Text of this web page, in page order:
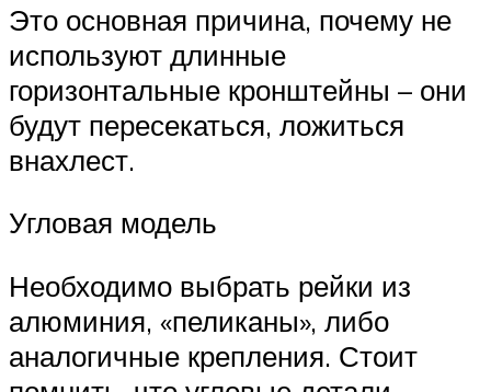
Это основная причина, почему не
используют длинные
горизонтальные кронштейны – они
будут пересекаться, ложиться
внахлест.
Угловая модель
Необходимо выбрать рейки из
алюминия, «пеликаны», либо
аналогичные крепления. Стоит